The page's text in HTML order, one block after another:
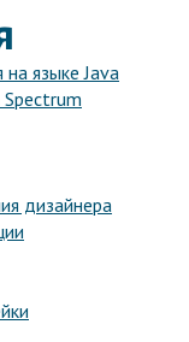
языке Java
Spectrum
дизайнера